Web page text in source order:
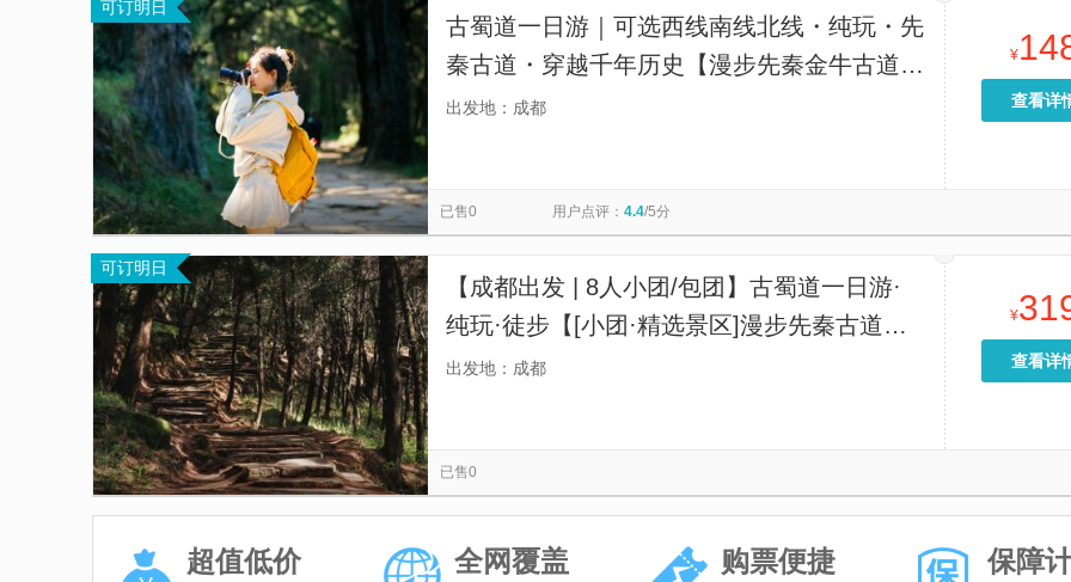
可订明日
古蜀道一日游｜可选西线南线北线・纯玩・先
秦古道・穿越千年历史【漫步先秦金牛古道，
触摸千年历史文脉，沉浸式感受 “蜀道难” 的
出发地：成都
¥
查看详
已售0 用户点评： 4.4/5分
可订明日
【成都出发 | 8人小团/包团】古蜀道一日游·
纯玩·徒步【[小团·精选景区]漫步先秦古道金
牛道，触摸千年历史文脉，沉浸式感受“蜀道
出发地：成都
¥
查看详
已售0
超值低价 全网覆盖 购票便捷 保障